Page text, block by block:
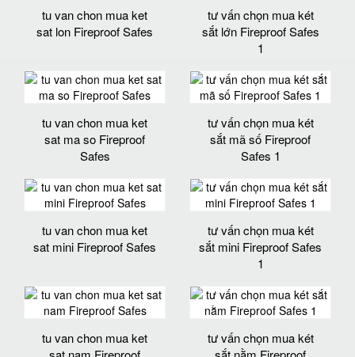
tu van chon mua ket
sat lon Fireproof Safes
tư vấn chọn mua két
sắt lớn Fireproof Safes
1
tu van chon mua ket
sat ma so Fireproof
Safes
tư vấn chọn mua két
sắt mã số Fireproof
Safes 1
tu van chon mua ket
sat mini Fireproof Safes
tư vấn chọn mua két
sắt mini Fireproof Safes
1
tu van chon mua ket
tư vấn chọn mua két